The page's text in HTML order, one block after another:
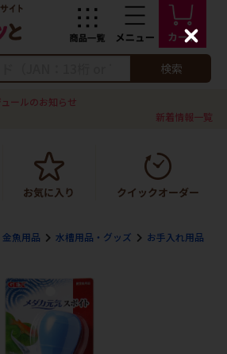
検索
ールのお知らせ
新着情報一覧
魚用品 水槽用品・グッズ お手入れ用品
C
l
s